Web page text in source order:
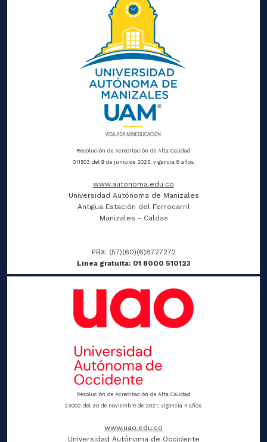
Resolución de Acreditación de Alta Calidad
011503 del 9 de junio de 2025, vigencia 8 años.
www.autonoma.edu.co
Universidad Autónoma de Manizales
Antigua Estación del Ferrocarril
Manizales - Caldas
PBX: (57)(60)(6)8727272
Línea gratuita: 01 8000 510123
Resolución de Acreditación de Alta Calidad
23002 del 30 de noviembre de 2021, vigencia 4 años.
www.uao.edu.co
Universidad Autónoma de Occidente